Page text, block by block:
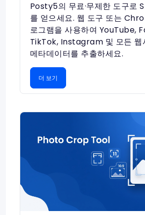
Posty5의 무료·무제한 도구로
를 얻으세요. 웹 도구 또는
로그램을 사용하여 YouTube,
TikTok, Instagram 및 모든 웹
메타데이터를 추출하세요.
더 보기